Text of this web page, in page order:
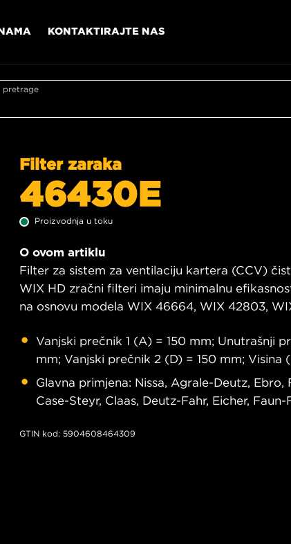
KONTAKTIRAJTE NAS
pretrage
Filter zaraka
46430E
Proizvodnja u toku
O ovom artiklu
Filter za sistem za ventilaciju kartera (CCV)
WIX HD zračni filteri imaju minimalnu
na osnovu modela WIX 46664, WIX 42803,
Vanjski prečnik 1 (A) = 150 mm; Unutrašnji
mm; Vanjski prečnik 2 (D) = 150 mm; Visina
Glavna primjena: Nissa, Agrale-Deutz,
Case-Steyr, Claas, Deutz-Fahr, Eicher,
GTIN kod: 5904608464309